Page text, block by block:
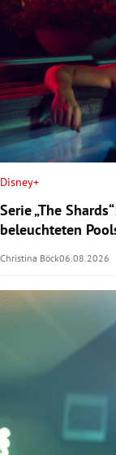
Disney+
Serie „The
beleuchteten
Christina Böck06.08.2026